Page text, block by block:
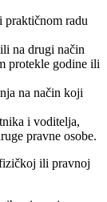
radu
na drugi način
protekle godine ili
na način koji
i voditelja,
pravne osobe.
ili pravnoj